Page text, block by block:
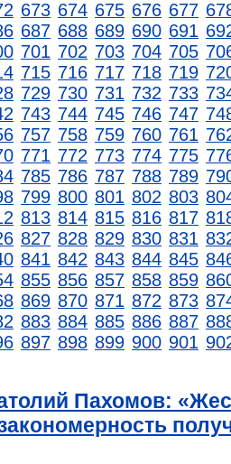
673 674 675 676 677
687 688 689 690 691
701 702 703 704 705
715 716 717 718 719
729 730 731 732 733
743 744 745 746 747
757 758 759 760 761
771 772 773 774 775
785 786 787 788 789
799 800 801 802 803
813 814 815 816 817
827 828 829 830 831
841 842 843 844 845
855 856 857 858 859
869 870 871 872 873
883 884 885 886 887
897 898 899 900 901
Пахомов: